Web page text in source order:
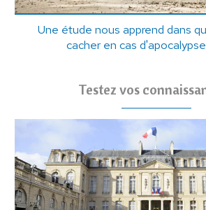
Une étude nous apprend dans
cacher en cas
Testez vos